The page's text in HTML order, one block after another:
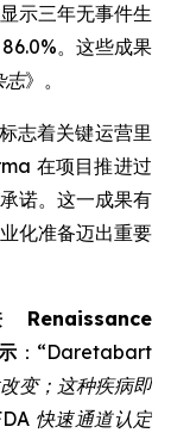
示三年无事件生
。这些成果
志》。
志着关键运营里
在项目推进过
诺。这一成果有
化准备迈出重要
Renaissance
：“Daretabart
变；这种疾病即
快速通道认定